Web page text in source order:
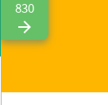
830